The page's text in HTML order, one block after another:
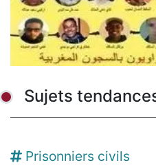
Sujets
Prisonniers civils